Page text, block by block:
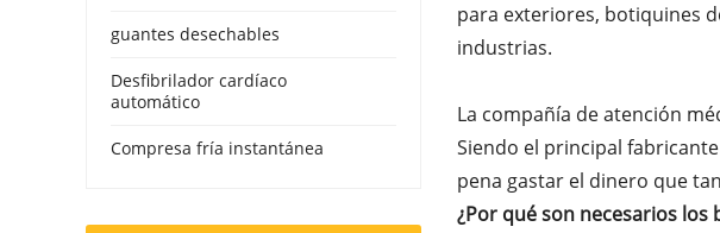
para exteriores, botiquines
industrias.
La compañía de atención
Siendo el principal
pena gastar el dinero que
¿Por qué son necesarios
guantes desechables
Desfibrilador cardíaco
automático
Compresa fría instantánea